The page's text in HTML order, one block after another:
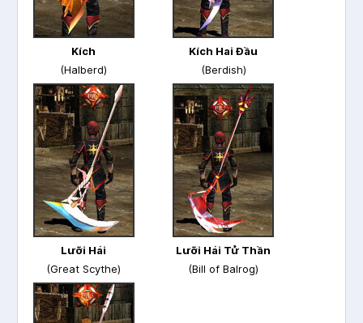
Kích
(Halberd)
Kích Hai Đầu
(Berdish)
Lưỡi Hái
(Great Scythe)
Lưỡi Hái Tử Thần
(Bill of Balrog)